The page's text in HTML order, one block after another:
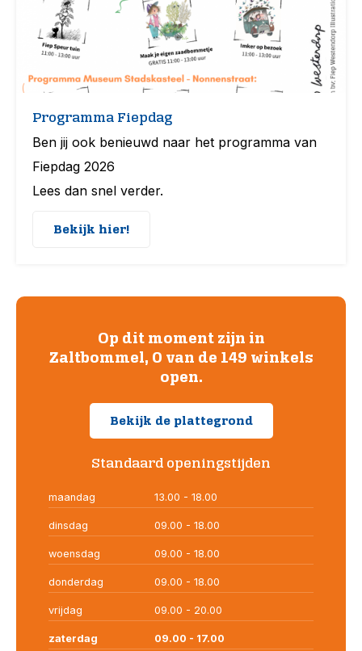
Programma Fiepdag
Ben jij ook benieuwd naar het programma van
Fiepdag 2026
Lees dan snel verder.
Bekijk hier!
Op dit moment zijn in
Zaltbommel, 0 van de 149 winkels
open.
Bekijk de plattegrond
Standaard openingstijden
maandag 13.00 - 18.00
dinsdag 09.00 - 18.00
woensdag 09.00 - 18.00
donderdag 09.00 - 18.00
vrijdag 09.00 - 20.00
zaterdag 09.00 - 17.00